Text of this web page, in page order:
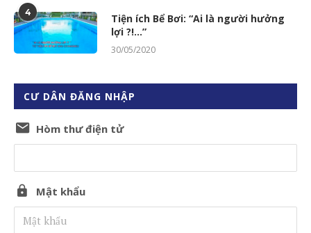
4
Tiện ích Bể Bơi: “Ai là người hưởng
lợi ?!…”
30/05/2020
CƯ DÂN ĐĂNG NHẬP
Hòm thư điện tử
Mật khẩu